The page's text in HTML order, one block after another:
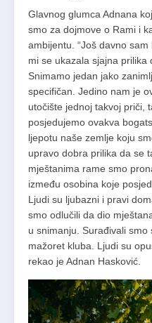
Glavnog glumca Adnana
smo za dojmove o Rami i
ambijentu. “Još davno
mi se ukazala sjajna prilika
Snimamo jedan jako
specifičan. Jedino nam je
utočište jednoj takvoj priči,
posjedujemo ovakva
ljepotu naše zemlje koju
upravo dobra prilika da se
mještanima rame smo
između osobina koje
Ljudi su ljubazni i pravi
smo odlučili da dio
u snimanju. Surađivali
mažoret kluba. Ljudi su
rekao je Adnan Hasković.